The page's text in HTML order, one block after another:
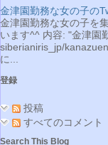
金津園勤務な女の子の
金津園勤務な女の子を
います^^ 内容: "金津園
siberianiris_jp/
に...
登録
投稿
すべてのコメント
Search This Blog